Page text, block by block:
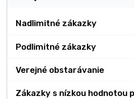
Nadlimitné zákazky
Podlimitné zákazky
Verejné obstarávanie
Zákazky s nízkou hodnotou